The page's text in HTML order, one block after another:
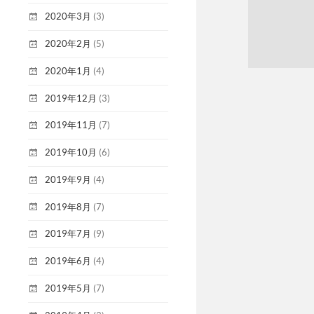
2020年3月 (3)
2020年2月 (5)
2020年1月 (4)
2019年12月 (3)
2019年11月 (7)
2019年10月 (6)
2019年9月 (4)
2019年8月 (7)
2019年7月 (9)
2019年6月 (4)
2019年5月 (7)